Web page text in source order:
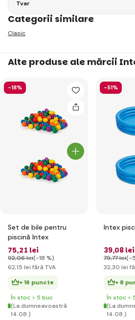
Tvar
Categorii similare
Clasic
Alte produse ale mărcii
-18%
Set de bile pentru
piscină Intex
75,21 lei
92,06 lei(-18 %)
62,15 lei fără TVA
+ 16 puncte
În stoc > 5 buc
(La dumneavoastră
14.08.)
-51%
Intex
39,08 lei
79,77 lei(-
32,30 lei
+ 8
În stoc >
(La
14.08.)